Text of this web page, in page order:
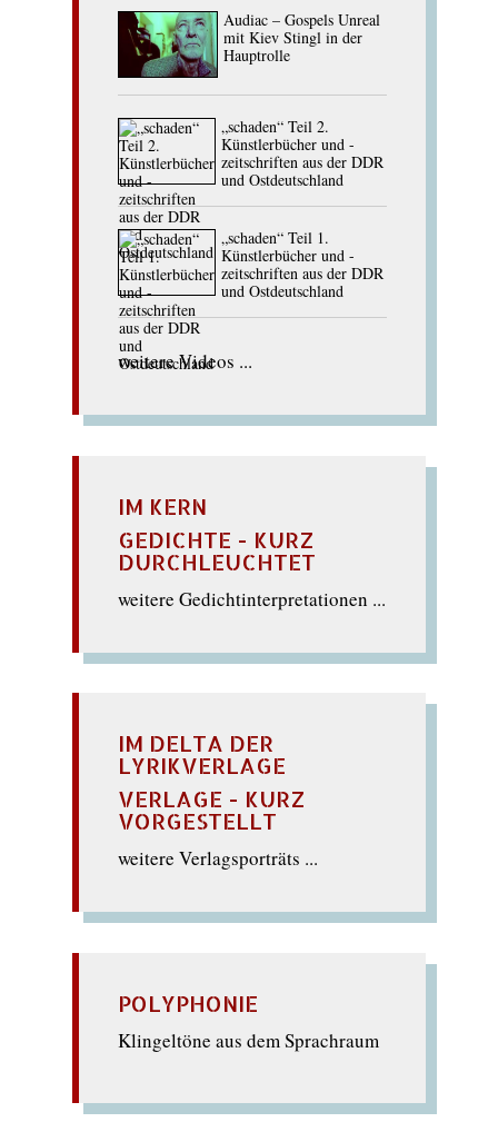
Audiac – Gospels Unreal
mit Kiev Stingl in der
Hauptrolle
„schaden“ Teil 2.
Künstlerbücher und -
zeitschriften aus der DDR
und Ostdeutschland
„schaden“ Teil 1.
Künstlerbücher und -
zeitschriften aus der DDR
und Ostdeutschland
weitere Videos ...
IM KERN
GEDICHTE - KURZ
DURCHLEUCHTET
weitere Gedichtinterpretationen ...
IM DELTA DER
LYRIKVERLAGE
VERLAGE - KURZ
VORGESTELLT
weitere Verlagsporträts ...
POLYPHONIE
Klingeltöne aus dem Sprachraum